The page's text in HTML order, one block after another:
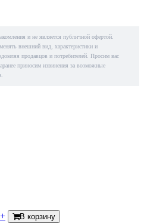
и не является публичной офертой.
внешний вид, характеристики и
продавцов и потребителей. Просим вас
приносим извинения за возможные
+ В корзину